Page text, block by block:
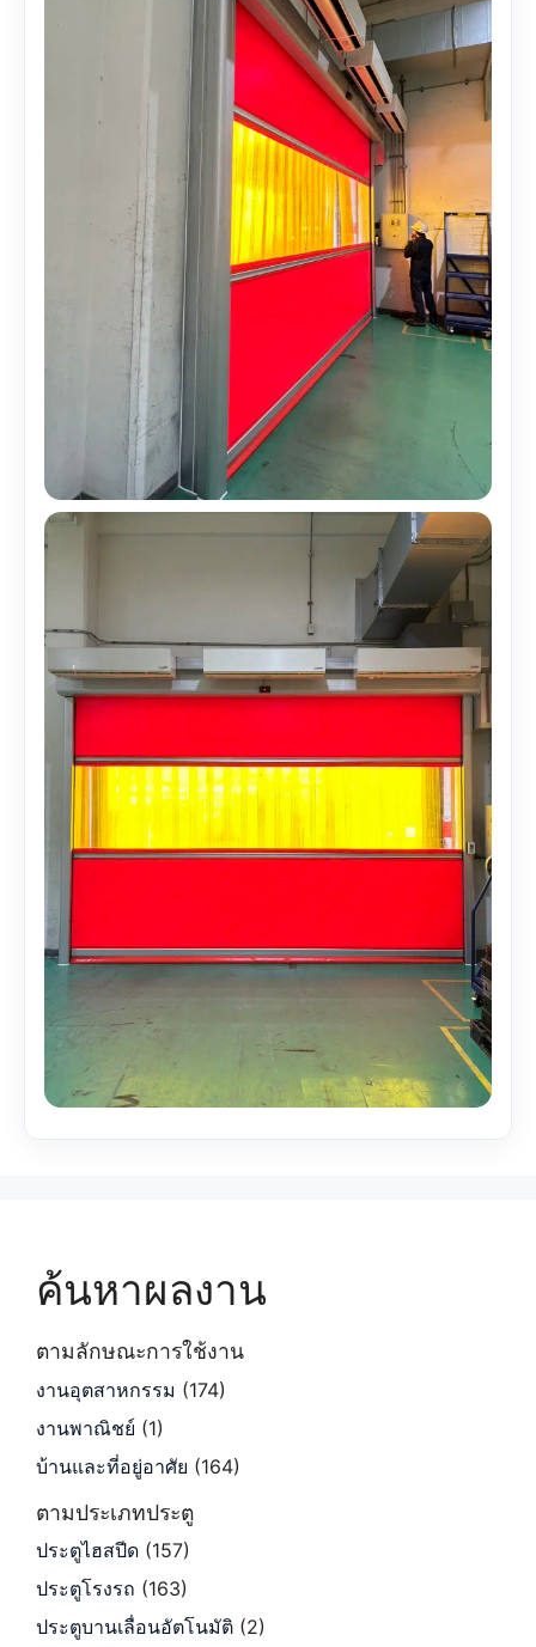
ค้นหาผลงาน
ตามลักษณะการใช้งาน
งานอุตสาหกรรม (174)
งานพาณิชย์ (1)
บ้านและที่อยู่อาศัย (164)
ตามประเภทประตู
ประตูไฮสปีด (157)
ประตูโรงรถ (163)
ประตูบานเลื่อนอัตโนมัติ (2)